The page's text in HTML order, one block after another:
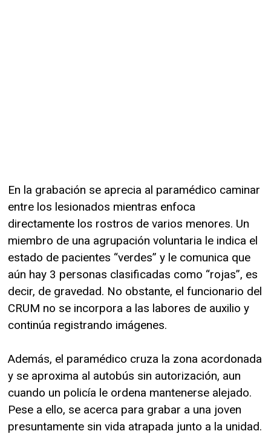
En la grabación se aprecia al paramédico caminar
entre los lesionados mientras enfoca
directamente los rostros de varios menores. Un
miembro de una agrupación voluntaria le indica el
estado de pacientes “verdes” y le comunica que
aún hay 3 personas clasificadas como “rojas”, es
decir, de gravedad. No obstante, el funcionario del
CRUM no se incorpora a las labores de auxilio y
continúa registrando imágenes.
Además, el paramédico cruza la zona acordonada
y se aproxima al autobús sin autorización, aun
cuando un policía le ordena mantenerse alejado.
Pese a ello, se acerca para grabar a una joven
presuntamente sin vida atrapada junto a la unidad.